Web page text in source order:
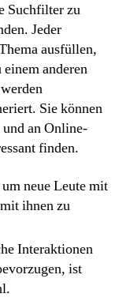
Suchfilter zu
Jeder
ausfüllen,
einem anderen
Sie können
an Online-
finden.
neue Leute mit
ihnen zu
Interaktionen
ist